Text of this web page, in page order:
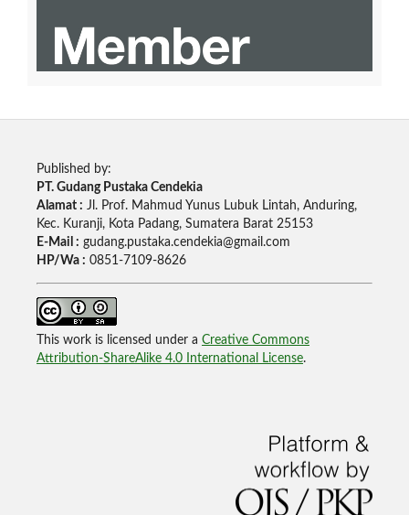
Published by:
PT. Gudang Pustaka Cendekia
Alamat : Jl. Prof. Mahmud Yunus Lubuk Lintah, Anduring,
Kec. Kuranji, Kota Padang, Sumatera Barat 25153
E-Mail : gudang.pustaka.cendekia@gmail.com
HP/Wa : 0851-7109-8626
This work is licensed under a Creative Commons
Attribution-ShareAlike 4.0 International License.